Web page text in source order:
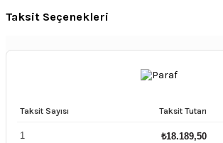
Taksit Seçenekleri
Taksit Sayısı Taksit Tutarı
1 ₺18.189,50